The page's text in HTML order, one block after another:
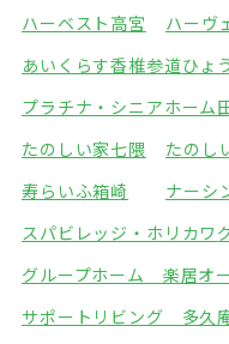
ハーベスト高宮
ハーヴ
あいくらす香椎参道ひょ
プラチナ・シニアホーム
たのしい家七隈
たのし
寿らいふ箱崎
ナーシ
スパビレッジ・ホリカワ
グループホーム 楽居オ
サポートリビング 多久